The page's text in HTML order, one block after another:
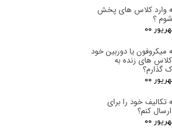
وارد کلاس های پخش
؟
میکروفون یا دوربین خود
کلاس های زنده به
گذارم؟
تکالیف خود را برای
کنم؟